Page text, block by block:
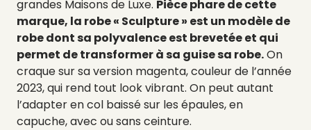
grandes Maisons de Luxe. Pièce phare de cette
marque, la robe « Sculpture » est un modèle de
robe dont sa polyvalence est brevetée et qui
permet de transformer à sa guise sa robe.On
craque sur sa version magenta, couleur de l’année
2023, qui rend tout look vibrant. On peut autant
l’adapter en col baissé sur les épaules, en
capuche, avec ou sans ceinture.